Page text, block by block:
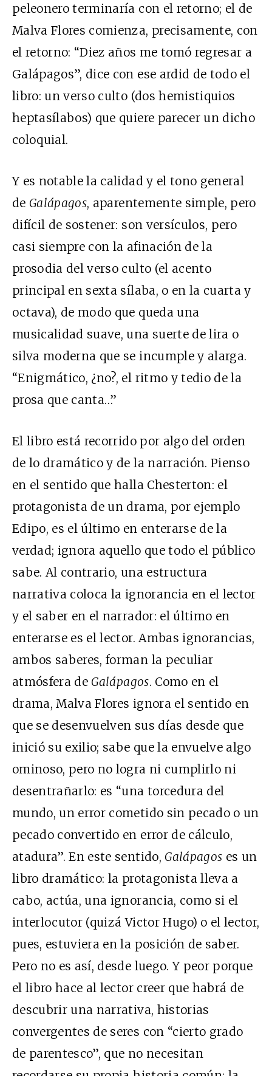
peleonero terminaría con el retorno; el de
Malva Flores comienza, precisamente, con
el retorno: “Diez años me tomó regresar a
Galápagos”, dice con ese ardid de todo el
libro: un verso culto (dos hemistiquios
heptasílabos) que quiere parecer un dicho
coloquial.
Y es notable la calidad y el tono general
de Galápagos, aparentemente simple, pero
difícil de sostener: son versículos, pero
casi siempre con la afinación de la
prosodia del verso culto (el acento
principal en sexta sílaba, o en la cuarta y
octava), de modo que queda una
musicalidad suave, una suerte de lira o
silva moderna que se incumple y alarga.
“Enigmático, ¿no?, el ritmo y tedio de la
prosa que canta…”
El libro está recorrido por algo del orden
de lo dramático y de la narración. Pienso
en el sentido que halla Chesterton: el
protagonista de un drama, por ejemplo
Edipo, es el último en enterarse de la
verdad; ignora aquello que todo el público
sabe. Al contrario, una estructura
narrativa coloca la ignorancia en el lector
y el saber en el narrador: el último en
enterarse es el lector. Ambas ignorancias,
ambos saberes, forman la peculiar
atmósfera de Galápagos. Como en el
drama, Malva Flores ignora el sentido en
que se desenvuelven sus días desde que
inició su exilio; sabe que la envuelve algo
ominoso, pero no logra ni cumplirlo ni
desentrañarlo: es “una torcedura del
mundo, un error cometido sin pecado o un
pecado convertido en error de cálculo,
atadura”. En este sentido, Galápagos es un
libro dramático: la protagonista lleva a
cabo, actúa, una ignorancia, como si el
interlocutor (quizá Victor Hugo) o el lector,
pues, estuviera en la posición de saber.
Pero no es así, desde luego. Y peor porque
el libro hace al lector creer que habrá de
descubrir una narrativa, historias
convergentes de seres con “cierto grado
de parentesco”, que no necesitan